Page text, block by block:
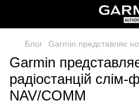
Блог Garmin представляє
Garmin
радіостанцій
NAV/COMM